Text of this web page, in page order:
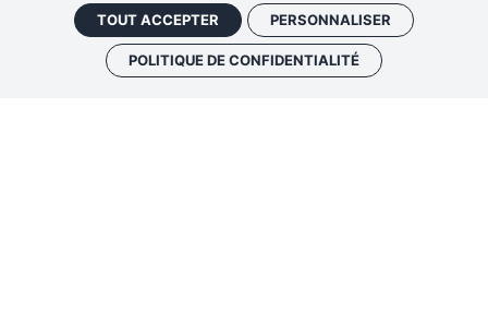
TOUT ACCEPTER PERSONNALISER
POLITIQUE DE CONFIDENTIALITÉ